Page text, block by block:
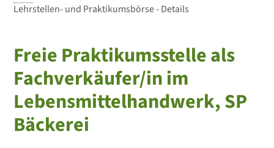
Lehrstellen- und Praktikumsbörse - Details
Freie Praktikumsstelle als
Fachverkäufer/in im
Lebensmittelhandwerk, SP
Bäckerei